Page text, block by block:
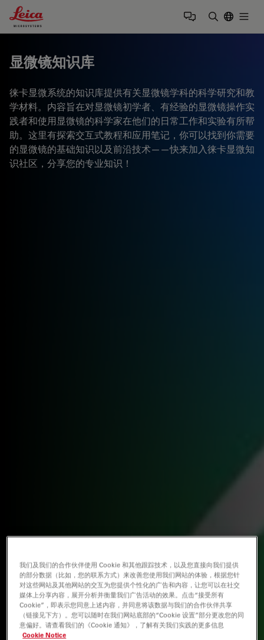
Leica Microsystems Logo
显微镜知识库
徕卡显微系统的知识库提供有关显微镜学科的科学研究和教
学材料。内容旨在对显微镜初学者、有经验的显微镜操作实
践者和使用显微镜的科学家在他们的日常工作和实验有所帮
助。这里有探索交互式教程和应用笔记，你可以找到你需要
的显微镜的基础知识以及前沿技术——快来加入徕卡显微知
识社区，分享您的专业知识！
我们及我们的合作伙伴使用 Cookie 和其他跟踪技术，以及您直接向我们提供
的部分数据（比如，您的联系方式）来改善您使用我们网站的体验，根据您针
对这些网站及其他网站的交互为您提供个性化的广告和内容，让您可以在社交
媒体上分享内容，展开分析并衡量我们广告活动的效果。点击“接受所有
Cookie”，即表示您同意上述内容，并同意将该数据与我们的合作伙伴共享
（链接见下方）。您可以随时在我们网站底部的“Cookie 设置”部分更改您的同
意偏好。请查看我们的《Cookie 通知》，了解有关我们实践的更多信息
Cookie Notice